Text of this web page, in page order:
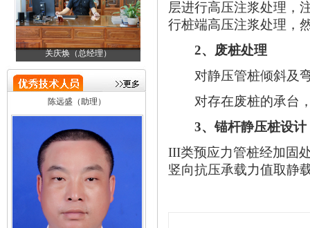
关庆焕（总经理） 邓金成（技术负责人）
陈远盛（助理）
层进行高压注浆处理，
行桩端高压注浆处理，
2、废桩处理
对静压管桩倾斜及
对存在废桩的承台，
3、锚杆静压桩设计
III类预应力管桩经加固
竖向抗压承载力值取静